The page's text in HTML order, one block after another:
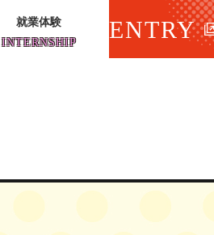
就業体験
INTERNSHIP ENTRY